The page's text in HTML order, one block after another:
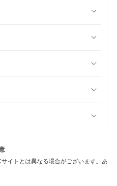
イトとは異なる場合がございます。あ